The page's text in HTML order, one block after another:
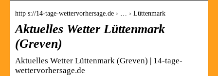
http s://14-tage-wettervorhersage.de › … › Lüttenmark
Aktuelles Wetter Lüttenmark
(Greven)
Aktuelles Wetter Lüttenmark (Greven) | 14-tage-
wettervorhersage.de